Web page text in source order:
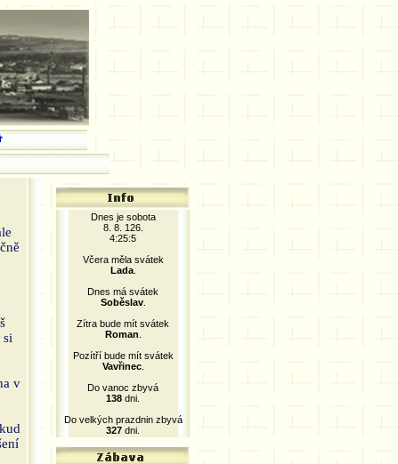
si
v
Dnes je sobota
8. 8. 126.
4:25:5
Včera měla svátek
Lada.
Dnes má svátek
Soběslav.
Zítra bude mít svátek
Roman
Pozítří bude mít svátek
Vavřinec.
Do vanoc zbyvá
138 dni.
Do velkých prazdnin zbyvá
327 dni.